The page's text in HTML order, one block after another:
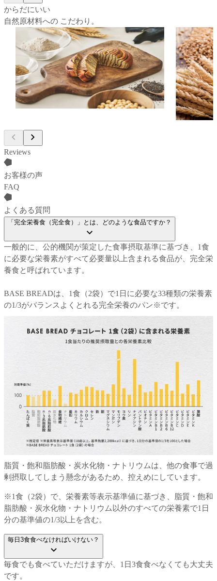
からだにいい
自然原材料への こだわり。
からだ想いだから、主に自然由来の原材料
を使用。
全粒粉や大豆、チアシードなど、主に自然
由来の栄養価の高い原材料を10種類以上使
用。健康的な食事は「栄養素」だけではな
く「食材」も大切であるというBASE
FOODの想いと拘りが込められています。
だから、全
「全粒粉」
のこと。通
かれてしま
る全粒粉は
ルなどの栄
かな風味と
素材です。
Reviews
お客様の声
FAQ
よくある質問
「完全栄養食（完全食）」とは、どのような食品ですか？
一般的に、公的機関が策定した食事摂取基準に基づき、1食
に必要な栄養素がすべて必要量以上含まれる食品が、完全栄
養食と呼ばれています。
BASE BREADは、1食（2袋）で1日に必要な33種類の栄養素
の1/3がバランスよくとれる完全栄養のパン※です。
脂質・飽和脂肪酸・炭水化物・ナトリウムは、他の食事で過
剰摂取してしまう懸念があるため、控えめにしています。
※1食（2袋）で、栄養素等表示基準値に基づき、脂質・飽和
脂肪酸・炭水化物・ナトリウム以外のすべての栄養素で1日
分の基準値の1/3以上を含む。
毎日3食食べなければいけない？
毎食でも食べていただけますが、1日3食食べなくても大丈夫
です。